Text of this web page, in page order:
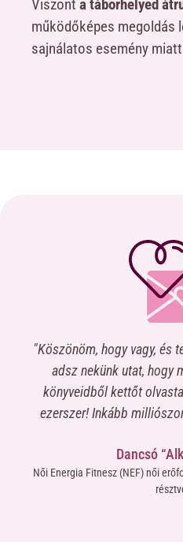
Viszont a táborhelyed
működőképes megoldás
sajnálatos esemény
"Köszönöm, hogy vagy, és
adsz nekünk utat, hogy
könyveidből kettőt
ezerszer! Inkább
Dancsó
Női Energia Fitnesz (NEF) női